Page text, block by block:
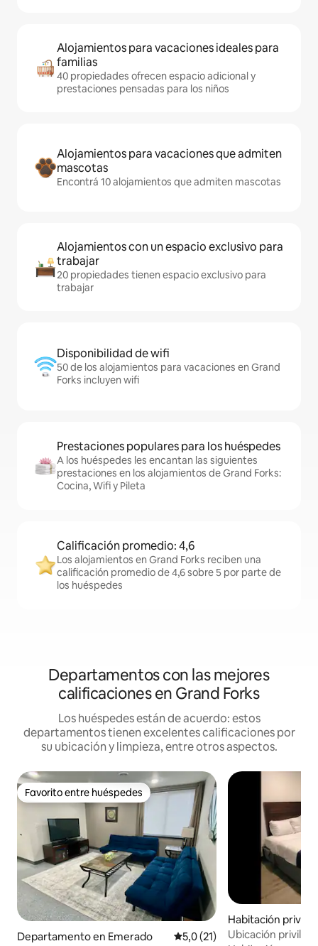
Alojamientos para vacaciones ideales para
familias
40 propiedades ofrecen espacio adicional y
prestaciones pensadas para los niños
Alojamientos para vacaciones que admiten
mascotas
Encontrá 10 alojamientos que admiten mascotas
Alojamientos con un espacio exclusivo para
trabajar
20 propiedades tienen espacio exclusivo para
trabajar
Disponibilidad de wifi
50 de los alojamientos para vacaciones en Grand
Forks incluyen wifi
Prestaciones populares para los huéspedes
A los huéspedes les encantan las siguientes
prestaciones en los alojamientos de Grand Forks:
Cocina, Wifi y Pileta
Calificación promedio: 4,6
Los alojamientos en Grand Forks reciben una
calificación promedio de 4,6 sobre 5 por parte de
los huéspedes
Departamentos con las mejores
calificaciones en Grand Forks
Los huéspedes están de acuerdo: estos
departamentos tienen excelentes calificaciones por
su ubicación y limpieza, entre otros aspectos.
Favorito entre huéspedes
Favorito entre huéspedes
Departamento en Emerado Calificación promedio: 5,0 de
5,0 (21)
Habitación
Ubicación